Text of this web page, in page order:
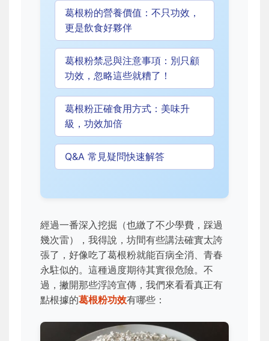
葛根粉的營養價值：不只功效，
更是飲食好夥伴
葛根粉禁忌與注意事項：別只顧
功效，忽略這些就糟了！
葛根粉正確食用方式：美味升
級，功效加倍
Q&A 常見疑問快速解答
經過一番深入挖掘（也繳了不少學費，踩過
幾次雷），我得說，坊間有些講法確實太誇
張了，好像吃了葛根粉就能百病全消、青春
永駐似的。這種過度期待其實很危險。不
過，撇開那些浮誇宣傳，我們來看看真正有
點根據的葛根粉功效有哪些：